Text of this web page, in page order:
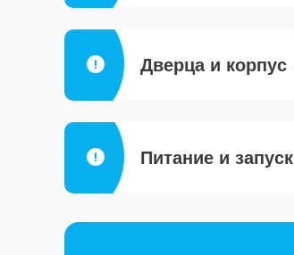
Дверца и корпус
Питание и запуск